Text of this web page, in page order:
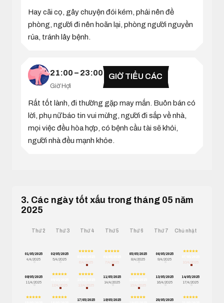
Hay cãi cọ, gây chuyện đói kém, phải nên đề
phòng, người đi nên hoãn lại, phòng người nguyền
rủa, tránh lây bệnh.
21:00 – 23:00
Giờ Hợi
GIỜ TIỂU CÁC
Rất tốt lành, đi thường gặp may mắn. Buôn bán có
lời, phụ nữ báo tin vui mừng, người đi sắp về nhà,
mọi việc đều hòa hợp, có bệnh cầu tài sẽ khỏi,
người nhà đều mạnh khỏe.
3. Các ngày tốt xấu trong tháng 05 năm
2025
Thứ 2 Thứ 3 Thứ 4 Thứ 5 Thứ 6 Thứ 7 Chủ nhật
01/05/2025
4/4/2025
02/05/2025
5/4/2025
6/4/2025
7/4/2025
05/05/2025
8/4/2025
06/05/2025
9/4/2025
10/4/2025
08/05/2025
11/4/2025
12/4/2025
13/4/2025
11/05/2025
14/4/2025
15/4/2025
13/05/2025
16/4/2025
14/05/2025
17/4/2025
17/05/2025
18/05/2025
20/05/2025